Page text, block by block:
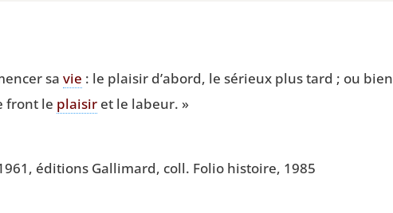
sa vie : le plai­sir d’abord, le sérieux plus tard ; ou bien
front le plai­sir et le labeur. »
édi­tions Gal­li­mard, coll. Folio his­toire, 1985